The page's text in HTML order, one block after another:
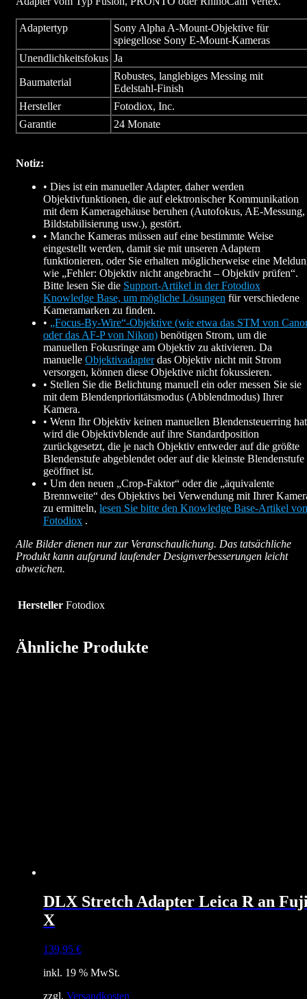
Adaptertyp
Sony Alpha A-Mount-Objektive für
spiegellose Sony E-Mount-Kameras
Unendlichkeitsfokus Ja
Baumaterial
Robustes, langlebiges Messing mit
Edelstahl-Finish
Hersteller
Fotodiox, Inc.
Garantie
24 Monate
Notiz:
• Dies ist ein manueller Adapter, daher werden
Objektivfunktionen, die auf elektronischer Kommunikation
mit dem Kameragehäuse beruhen (Autofokus, AE-Messung,
Bildstabilisierung usw.), gestört.
• Manche Kameras müssen auf eine bestimmte Weise
eingestellt werden, damit sie mit unseren Adaptern
funktionieren, oder Sie erhalten möglicherweise eine
wie „Fehler: Objektiv nicht angebracht – Objektiv prüfen“.
Bitte lesen Sie die Support-Artikel in der Fotodiox
Knowledge Base, um mögliche Lösungen für verschiedene
Kameramarken zu finden.
• „Focus-By-Wire“-Objektive (wie etwa das STM von
oder das AF-P von Nikon) benötigen Strom, um die
manuellen Fokusringe am Objektiv zu aktivieren. Da
manuelle Objektivadapterdas Objektiv nicht mit Strom
versorgen, können diese Objektive nicht fokussieren.
• Stellen Sie die Belichtung manuell ein oder messen Sie sie
mit dem Blendenprioritätsmodus (Abblendmodus) Ihrer
Kamera.
• Wenn Ihr Objektiv keinen manuellen Blendensteuerring
wird die Objektivblende auf ihre Standardposition
zurückgesetzt, die je nach Objektiv entweder auf die größte
Blendenstufe abgeblendet oder auf die kleinste Blendenstufe
geöffnet ist.
• Um den neuen „Crop-Faktor“ oder die „äquivalente
Brennweite“ des Objektivs bei Verwendung mit Ihrer
zu ermitteln, lesen Sie bitte den Knowledge Base-Artikel von
Fotodiox .
Alle Bilder dienen nur zur Veranschaulichung. Das tatsächliche
Produkt kann aufgrund laufender Designverbesserungen leicht
abweichen.
Hersteller Fotodiox
Ähnliche Produkte
DLX Stretch Adapter Leica R an
X
139,95 €
inkl. 19 % MwSt.
zzgl. Versandkosten